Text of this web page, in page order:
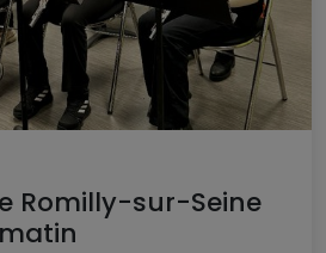
Romilly-sur-Seine